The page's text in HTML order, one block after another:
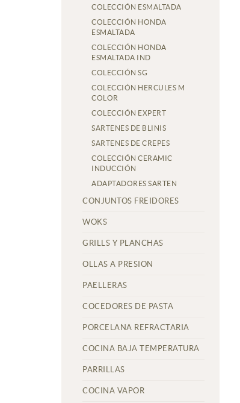
COLECCIÓN ESMALTADA
COLECCIÓN HONDA
ESMALTADA
COLECCIÓN HONDA
ESMALTADA IND
COLECCIÓN SG
COLECCIÓN HERCULES M
COLOR
COLECCIÓN EXPERT
SARTENES DE BLINIS
SARTENES DE CREPES
COLECCIÓN CERAMIC
INDUCCIÓN
ADAPTADORES SARTEN
CONJUNTOS FREIDORES
WOKS
GRILLS Y PLANCHAS
OLLAS A PRESION
PAELLERAS
COCEDORES DE PASTA
PORCELANA REFRACTARIA
COCINA BAJA TEMPERATURA
PARRILLAS
COCINA VAPOR